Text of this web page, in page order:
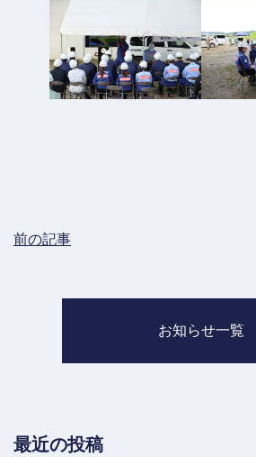
前の記事
お知らせ一覧
最近の投稿